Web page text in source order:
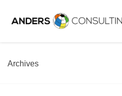
Archives